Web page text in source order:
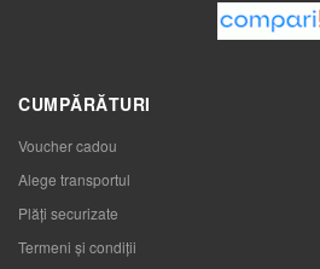
CUMPĂRĂTURI
Voucher cadou
Alege transportul
Plăți securizate
Termeni și condiții